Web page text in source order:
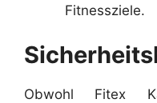
Fitnessziele.
Obwohl Fitex